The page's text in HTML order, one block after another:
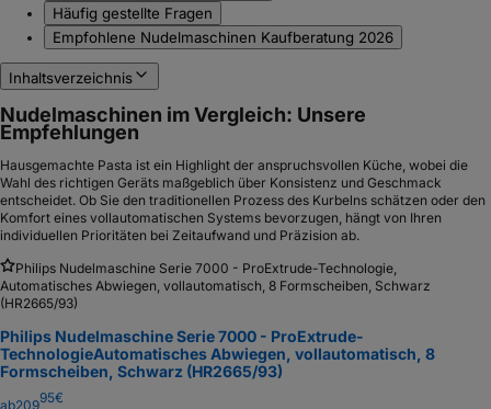
Nudelmaschinen Kaufberatung 2026
Finden Sie die passende Nudelmaschine für hausgemachte Pasta: Wir
vergleichen manuelle Klassiker, elektrische Antriebe und Vollautomaten für
jedes Budget.
Zuletzt aktualisiert:05.04.2026
Inhalt
Nudelmaschinen im Vergleich: Unsere Empfehlungen
Worauf sollten Sie beim Kauf achten?
Material und Verarbeitungsqualität
Die Wahl des Antriebssystems
Vielseitigkeit und Formate
Welches Modell passt zu Ihnen?
Einsteiger: Die klassische Handkurbel-Maschine
Mittelklasse: Elektrische Unterstützung
Premium: Pasta-Vollautomaten